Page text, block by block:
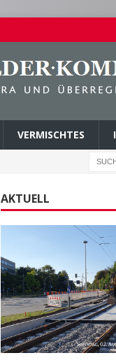
VERMISCHTES
AKTUELL